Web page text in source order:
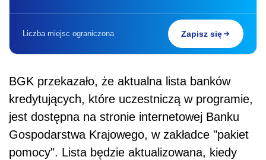
Liczba miejsc ograniczona Zapisz się
BGK przekazało, że aktualna lista banków
kredytujących, które uczestniczą w programie,
jest dostępna na stronie internetowej Banku
Gospodarstwa Krajowego, w zakładce "pakiet
pomocy". Lista będzie aktualizowana, kiedy